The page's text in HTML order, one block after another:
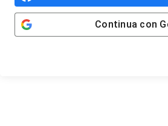
Continua con